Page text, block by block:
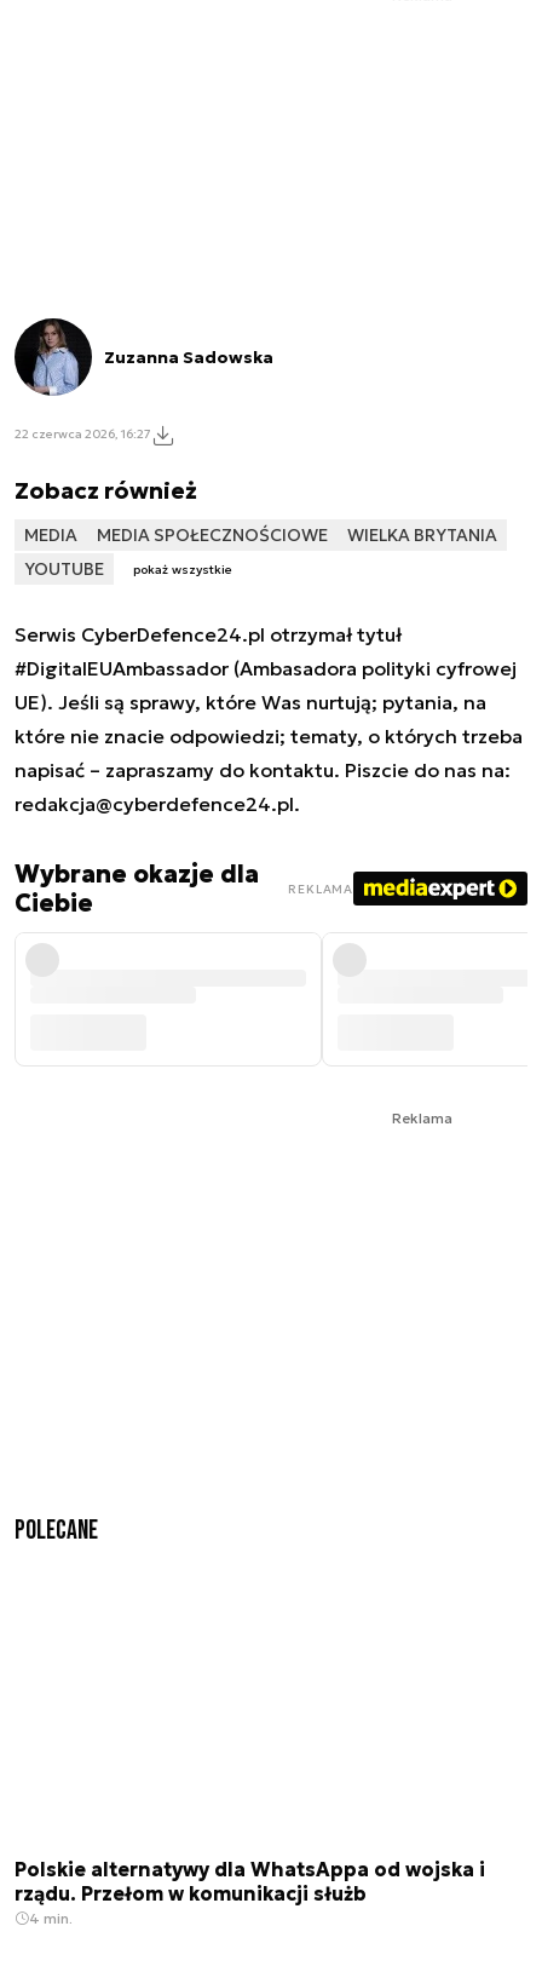
Zuzanna Sadowska
22 czerwca 2026, 16:27
Zobacz również
MEDIA MEDIA SPOŁECZNOŚCIOWE
WIELKA BRYTANIA
YOUTUBE
pokaż wszystkie
Serwis CyberDefence24.pl otrzymał tytuł
#DigitalEUAmbassador (Ambasadora polityki cyfrowej
UE). Jeśli są sprawy, które Was nurtują; pytania, na
które nie znacie odpowiedzi; tematy, o których trzeba
napisać – zapraszamy do kontaktu. Piszcie do nas na:
redakcja@cyberdefence24.pl.
Wybrane okazje dla
Ciebie
REKLAMA
Reklama
Polecane
Polskie alternatywy dla WhatsAppa od wojska i
rządu. Przełom w komunikacji służb
4 min.